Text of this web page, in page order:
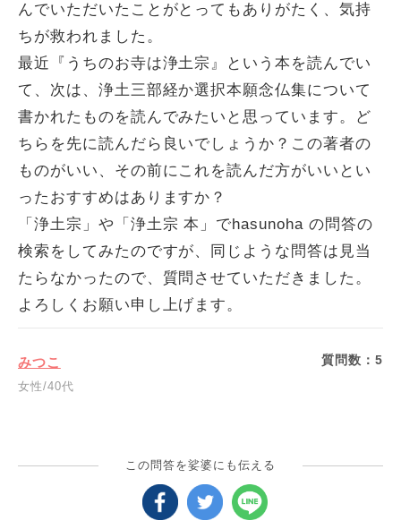
んでいただいたことがとってもありがたく、気持
ちが救われました。
最近『うちのお寺は浄土宗』という本を読んでい
て、次は、浄土三部経か選択本願念仏集について
書かれたものを読んでみたいと思っています。ど
ちらを先に読んだら良いでしょうか？この著者の
ものがいい、その前にこれを読んだ方がいいとい
ったおすすめはありますか？
「浄土宗」や「浄土宗 本」でhasunoha の問答の
検索をしてみたのですが、同じような問答は見当
たらなかったので、質問させていただきました。
よろしくお願い申し上げます。
みつこ
女性/40代
質問数：5
この問答を娑婆にも伝える